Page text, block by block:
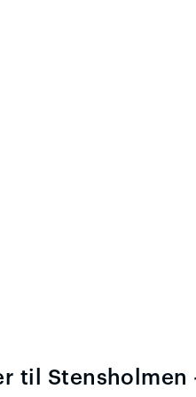
til Stensholmen